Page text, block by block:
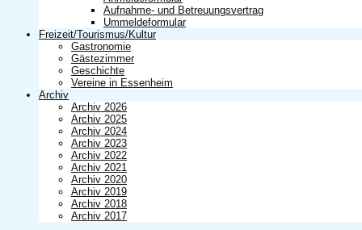
Aufnahme- und Betreuungsvertrag
Ummeldeformular
Freizeit/Tourismus/Kultur
Gastronomie
Gästezimmer
Geschichte
Vereine in Essenheim
Archiv
Archiv 2026
Archiv 2025
Archiv 2024
Archiv 2023
Archiv 2022
Archiv 2021
Archiv 2020
Archiv 2019
Archiv 2018
Archiv 2017